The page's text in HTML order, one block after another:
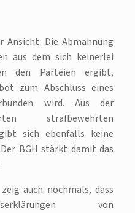
Ansicht. Die Abmahnung
aus dem sich keinerlei
den Parteien ergibt,
zum Abschluss eines
wird. Aus der
strafbewehrten
sich ebenfalls keine
BGH stärkt damit das
auch nochmals, dass
von